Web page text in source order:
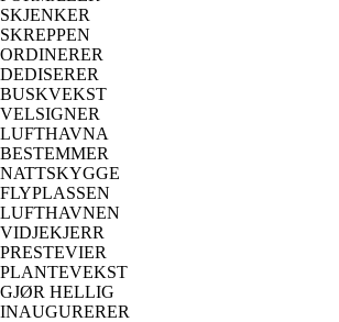
SKJENKER
SKREPPEN
ORDINERER
DEDISERER
BUSKVEKST
VELSIGNER
LUFTHAVNA
BESTEMMER
NATTSKYGGE
FLYPLASSEN
LUFTHAVNEN
VIDJEKJERR
PRESTEVIER
PLANTEVEKST
GJØR HELLIG
INAUGURERER